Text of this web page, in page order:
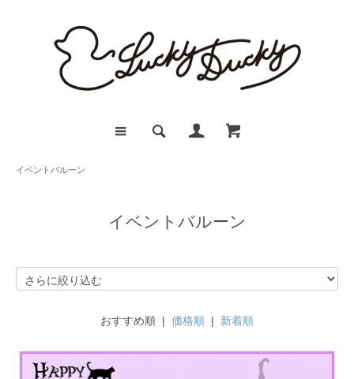
イベントバルーン
イベントバルーン
おすすめ順 | 価格順 | 新着順